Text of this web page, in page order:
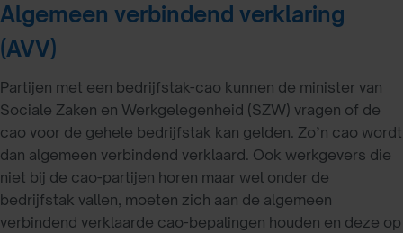
Algemeen verbindend verklaring
(AVV)
Partijen met een bedrijfstak-cao kunnen de minister van
Sociale Zaken en Werkgelegenheid (SZW) vragen of de
cao voor de gehele bedrijfstak kan gelden. Zo’n cao wordt
dan algemeen verbindend verklaard. Ook werkgevers die
niet bij de cao-partijen horen maar wel onder de
bedrijfstak vallen, moeten zich aan de algemeen
verbindend verklaarde cao-bepalingen houden en deze op